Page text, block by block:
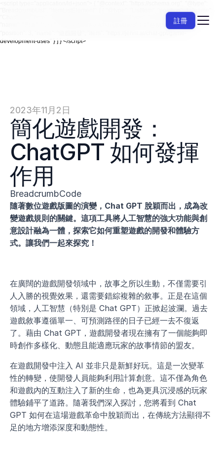
"BreadcrumbList", "itemListElement": [ { "@type": "ListItem", "position": 1, "name":
"ChatGPT", "item": "https://jenni.ai/chat-gpt" }, { "@type": "ListItem", "position": 2,
"name": "用途", "item": "https://jenni.ai/chat-gpt/uses" }, { "@type": "ListItem",
development-uses" } ] } </script>
2023年11月2日
簡化遊戲開發：
ChatGPT 如何發揮
作用
BreadcrumbCode
隨著數位遊戲版圖的演變，Chat GPT 脫穎而出，成為改
變遊戲規則的關鍵。這項工具將人工智慧的強大功能與創
意設計融為一體，探索它如何重塑遊戲的開發和體驗方
式。讓我們一起來探究！
在廣闊的遊戲開發領域中，故事之所以生動，不僅需要引
人入勝的視覺效果，還需要錯綜複雜的敘事。正是在這個
領域，人工智慧（特別是 Chat GPT）正掀起波瀾。過去
遊戲敘事遵循單一、可預測路徑的日子已經一去不復返
了。藉由 Chat GPT，遊戲開發者現在擁有了一個能夠即
時創作多樣化、動態且能適應玩家的故事情節的盟友。
在遊戲開發中注入 AI 並非只是新鮮好玩。這是一次變革
性的轉變，使開發人員能夠利用計算創意。這不僅為角色
和遊戲內的互動注入了新的生命，也為更具沉浸感的玩家
體驗鋪平了道路。隨著我們深入探討，您將看到 Chat
GPT 如何在這場遊戲革命中脫穎而出，在傳統方法顯得不
足的地方增添深度和動態性。
註冊